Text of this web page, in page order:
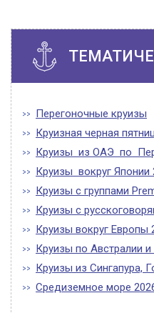
Перегоночные круизы
Круизная черная
Круизы из ОАЭ по
Круизы вокруг Японии
Круизы с группами
Круизы с
Круизы вокруг Европы
Круизы по Австралии
Круизы из Сингапура,
Средиземное море